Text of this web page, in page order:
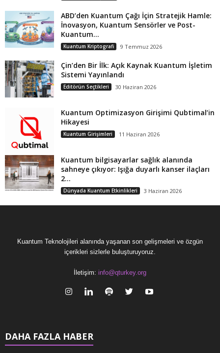
ABD’den Kuantum Çağı İçin Stratejik Hamle:
İnovasyon, Kuantum Sensörler ve Post-
Kuantum...
Kuantum Kriptografi 9 Temmuz 2026
Çin’den Bir İlk: Açık Kaynak Kuantum İşletim
Sistemi Yayınlandı
Editörün Seçtikleri 30 Haziran 2026
Kuantum Optimizasyon Girişimi Qubtimal’in
Hikayesi
Kuantum Girişimleri 11 Haziran 2026
Kuantum bilgisayarlar sağlık alanında
sahneye çıkıyor: Işığa duyarlı kanser ilaçları
2...
Dünyada Kuantum Etkinlikleri 3 Haziran 2026
Kuantum Teknolojileri alanında yaşanan son gelişmeleri ve özgün
içerikleri sizlerle buluşturuyoruz.
İletişim: info@qturkey.org
DAHA FAZLA HABER